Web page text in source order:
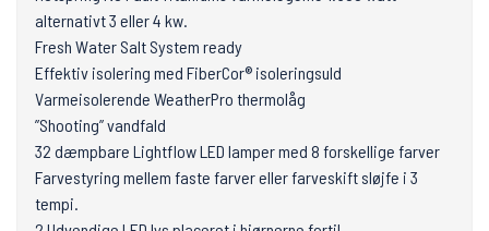
alternativt 3 eller 4 kw.
Fresh Water Salt System ready
Effektiv isolering med FiberCor® isoleringsuld
Varmeisolerende WeatherPro thermolåg
”Shooting” vandfald
32 dæmpbare Lightflow LED lamper med 8 forskellige farver
Farvestyring mellem faste farver eller farveskift sløjfe i 3
tempi.